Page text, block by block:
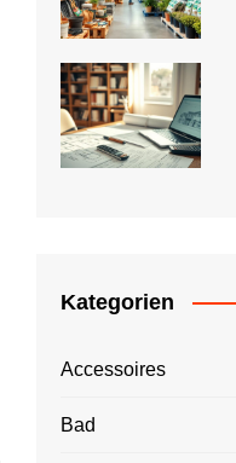
Kategorien
Accessoires
Bad